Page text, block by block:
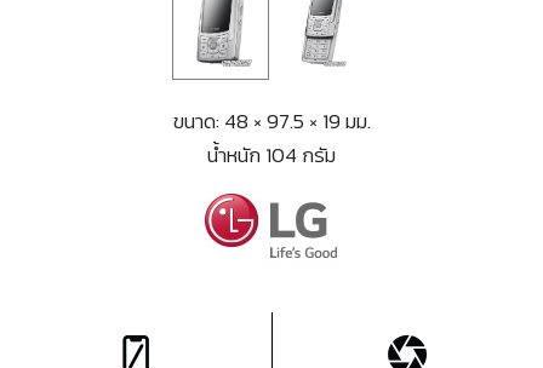
ขนาด: 48 × 97.5 × 19 มม.
น้ำหนัก 104 กรัม